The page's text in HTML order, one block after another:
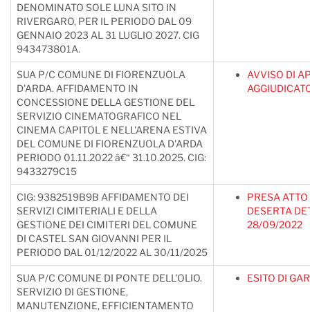
DENOMINATO SOLE LUNA SITO IN
RIVERGARO, PER IL PERIODO DAL 09
GENNAIO 2023 AL 31 LUGLIO 2027. CIG
943473801A.
SUA P/C COMUNE DI FIORENZUOLA
D'ARDA. AFFIDAMENTO IN
CONCESSIONE DELLA GESTIONE DEL
SERVIZIO CINEMATOGRAFICO NEL
CINEMA CAPITOL E NELL'ARENA ESTIVA
DEL COMUNE DI FIORENZUOLA D'ARDA
PERIODO 01.11.2022 â€“ 31.10.2025. CIG:
9433279C15
AVVISO DI
CIG: 9382519B9B AFFIDAMENTO DEI
SERVIZI CIMITERIALI E DELLA
GESTIONE DEI CIMITERI DEL COMUNE
DI CASTEL SAN GIOVANNI PER IL
PERIODO DAL 01/12/2022 AL 30/11/2025
PRESA
DESERTA
28/09/2022
SUA P/C COMUNE DI PONTE DELL'OLIO.
SERVIZIO DI GESTIONE,
MANUTENZIONE, EFFICIENTAMENTO
ESITO DI